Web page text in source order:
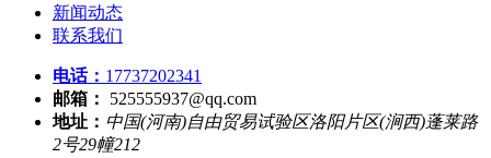
新闻动态
联系我们
电话： 17737202341
邮箱：
525555937@qq.com
地址： 中国(河南)自由贸易试验区洛阳片区(涧西)蓬莱路
2号29幢212